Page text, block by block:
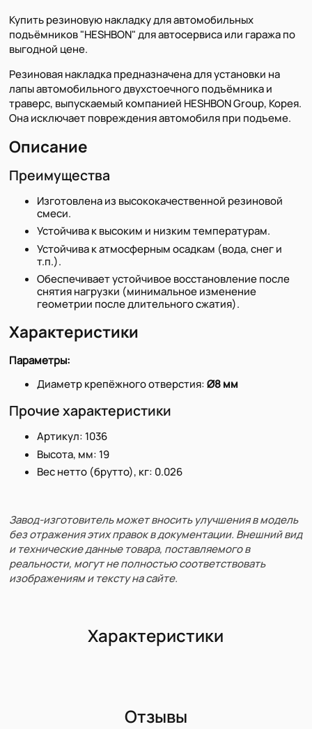
Купить резиновую накладку для автомобильных
подъёмников "HESHBON" для автосервиса или гаража по
выгодной цене.
Резиновая накладка предназначена для установки на
лапы автомобильного двухстоечного подъёмника и
траверс, выпускаемый компанией HESHBON Group, Корея.
Она исключает повреждения автомобиля при подъеме.
Описание
Преимущества
Изготовлена из высококачественной резиновой
смеси.
Устойчива к высоким и низким температурам.
Устойчива к атмосферным осадкам (вода, снег и
т.п.).
Обеспечивает устойчивое восстановление после
снятия нагрузки (минимальное изменение
геометрии после длительного сжатия).
Характеристики
Параметры:
Диаметр крепёжного отверстия:Ø8 мм
Прочие характеристики
Артикул: 1036
Высота, мм: 19
Вес нетто (брутто), кг: 0.026
Завод-изготовитель может вносить улучшения в модель
без отражения этих правок в документации. Внешний вид
и технические данные товара, поставляемого в
реальности, могут не полностью соответствовать
изображениям и тексту на сайте.
Характеристики
Отзывы